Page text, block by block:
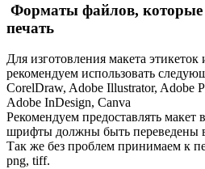
Форматы файлов,
печать
Для изготовления макета
рекомендуем использовать
CorelDraw, Adobe Illustrator, Adobe
Adobe InDesign, Canva
Рекомендуем предоставлять макет
шрифты должны быть переведены
Так же без проблем принимаем к
png, tiff.